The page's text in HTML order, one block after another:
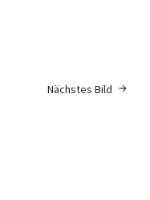
Nächstes Bild